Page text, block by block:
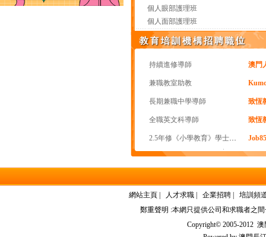
個人眼部護理班
個人面部護理班
持續進修導師 澳門
兼職教室助教
長期兼職中學導師 致恆
全職英文科導師 致恆
2.5年修《小學教育》學士學位
網站主頁| 人才求職| 企業招聘| 培訓頻
鄭重聲明 :本網只提供公司和求職者之
Copyright© 2005-2012 澳